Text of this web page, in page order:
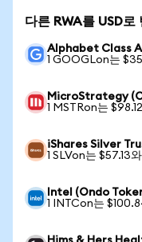
다른 RWA를 USD로
Alphabet Class A
1 GOOGLon는
MicroStrategy
1 MSTRon는
iShares Silver
1 SLVon는 $57.13
Intel (Ondo
1 INTCon는